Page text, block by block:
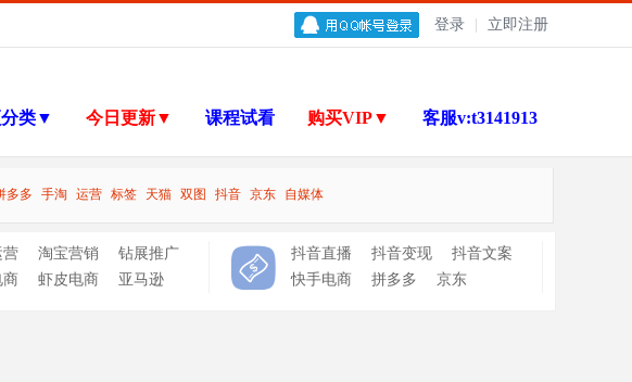
登录 立即注册
分类▼ 今日更新▼ 课程试看 购买VIP▼ 客服v:t3141913
多多 手淘 运营 标签 天猫 双图 抖音 京东 自媒体
营 淘宝营销
钻展推广
商
虾皮电商 亚马逊
抖音直播 抖音变现
抖音文案
快手电商
拼多多 京东